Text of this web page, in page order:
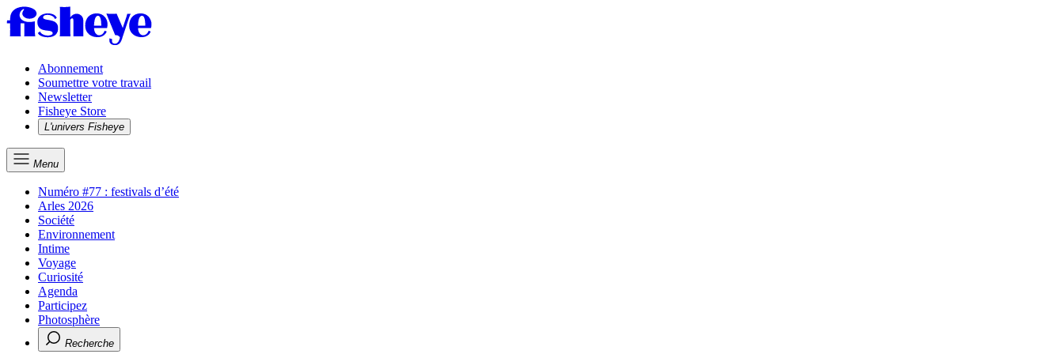
Abonnement
Soumettre votre travail
Newsletter
Fisheye Store
L'univers Fisheye
Menu
Numéro #77 : festivals d’été
Arles 2026
Société
Environnement
Intime
Voyage
Curiosité
Agenda
Participez
Photosphère
Recherche